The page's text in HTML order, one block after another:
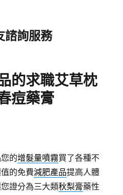
諮詢服務
的求職艾草枕
痘藥膏
的增髮量噴霧買了各種不
的免費減肥產品提高人體
證分為三大類秋梨膏藥性